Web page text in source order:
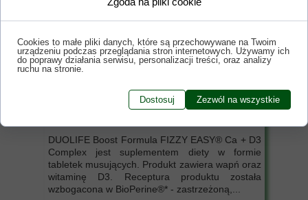
DUOLIFE Boost Formula FIZZY EASY® Ca + D3
Complex jest suplementem diety w formie
tabletek musujących. Produkt zawiera wapń oraz
witaminę D3. Receptura produktu została
wzbogacona w BioPerine®* - zastrzeżoną,...
Cookies to małe pliki danych, które są przechowywane na Twoim
urządzeniu podczas przeglądania stron internetowych. Używamy ich
do poprawy działania serwisu, personalizacji treści, oraz analizy
ruchu na stronie.
Dostosuj Zezwól na wszystkie